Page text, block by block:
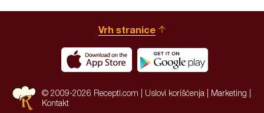
Vrh stranice
© 2009-2026 Recepti.com | Uslovi korišćenja Marketing
Kontakt